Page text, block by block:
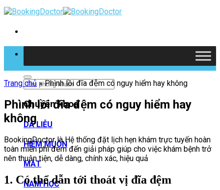
Skip
to
Chuyên khoa
DA LIỄU
HIẾM MUỘN
MẮT
NAM HỌC
Trang chủ »Phình lồi đĩa đệm có nguy hiểm hay không
Phình lồi đĩa đệm có nguy hiểm hay
không
BookingDoctor là Hệ thống đặt lịch hẹn khám trực tuyến hoàn
toàn miễn phí đem đến giải pháp giúp cho việc khám bệnh trở
nên thuận tiện, dễ dàng, chính xác, hiệu quả
1. Có thể dẫn tới thoát vị đĩa đệm